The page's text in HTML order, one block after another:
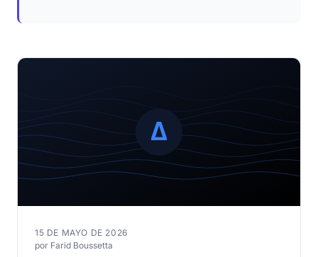
15 DE MAYO DE 2026
por Farid Boussetta